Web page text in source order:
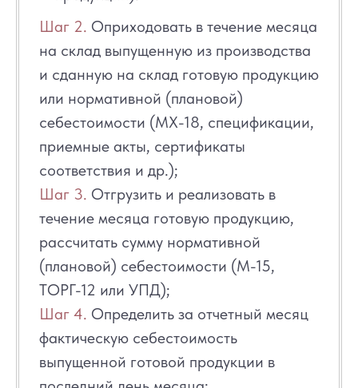
Шаг 2. Оприходовать в течение месяца
на склад выпущенную из производства
и сданную на склад готовую продукцию
или нормативной (плановой)
себестоимости (МХ-18, спецификации,
приемные акты, сертификаты
соответствия и др.);
Шаг 3. Отгрузить и реализовать в
течение месяца готовую продукцию,
рассчитать сумму нормативной
(плановой) себестоимости (М-15,
ТОРГ-12 или УПД);
Шаг 4. Определить за отчетный месяц
фактическую себестоимость
выпущенной готовой продукции в